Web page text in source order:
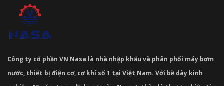
Công ty cổ phần VN Nasa là nhà nhập khẩu và phân phối máy bơm
nước, thiết bị điện cơ, cơ khí số 1 tại Việt Nam. Với bề dày kinh